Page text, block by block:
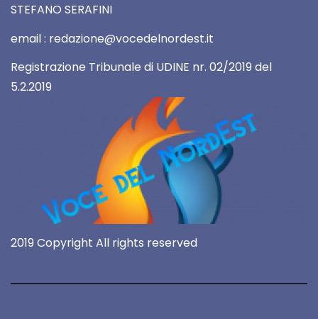
STEFANO SERAFINI
email : redazione@vocedelnordest.it
Registrazione Tribunale di UDINE nr. 02/2019 del
5.2.2019
2019 Copyright All rights reserved